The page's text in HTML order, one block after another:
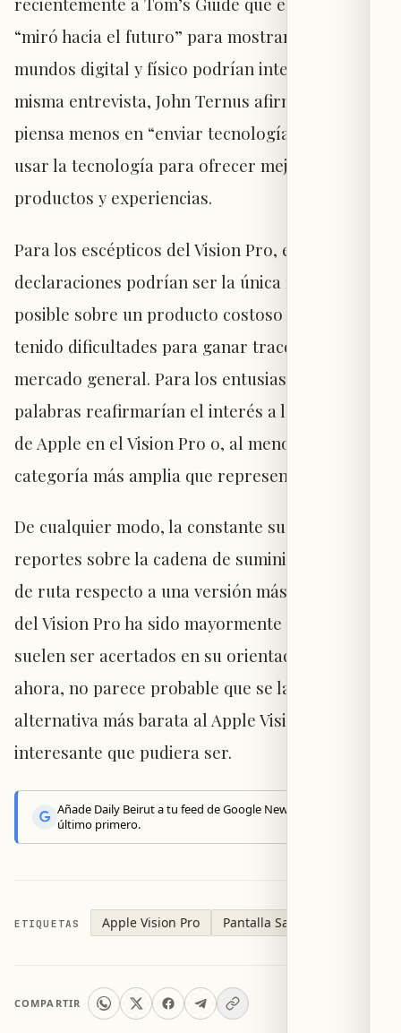
“miró hacia el futuro” para mostrar cómo los
mundos digital y físico podrían integrarse. En la
misma entrevista, John Ternus afirmó que Apple
piensa menos en “enviar tecnología” y más en
usar la tecnología para ofrecer mejores
productos y experiencias.
Para los escépticos del Vision Pro, estas
declaraciones podrían ser la única respuesta
posible sobre un producto costoso que ha
tenido dificultades para ganar tracción en el
mercado general. Para los entusiastas, estas
palabras reafirmarían el interés a largo plazo
de Apple en el Vision Pro o, al menos, en la
categoría más amplia que representa.
De cualquier modo, la constante sucesión de
reportes sobre la cadena de suministro y la hoja
de ruta respecto a una versión más económica
del Vision Pro ha sido mayormente negativa, y
suelen ser acertados en su orientación. Por
ahora, no parece probable que se lance una
alternativa más barata al Apple Vision Pro, por
interesante que pudiera ser.
Añade Daily Beirut a tu feed de Google News y recibe lo
último primero.
ETIQUETAS Apple Vision Pro Pantalla Samsung
COMPARTIR